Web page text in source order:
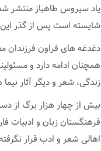
یاد سیروس طاهباز منتشر
شایسته است پس از گذر
دغدغه های فراون فرزندان
همچنان ادامه دارد و
زندگی، شعر و دیگر آثار
فرهنگستان زبان و ادبیات
اهالی شعر و ادب قرار